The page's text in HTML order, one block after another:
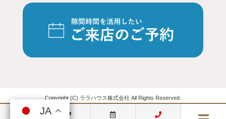
JA
JA
Copyright (C) ララハウス株式会社 All Rights Reserved.
JA
JA